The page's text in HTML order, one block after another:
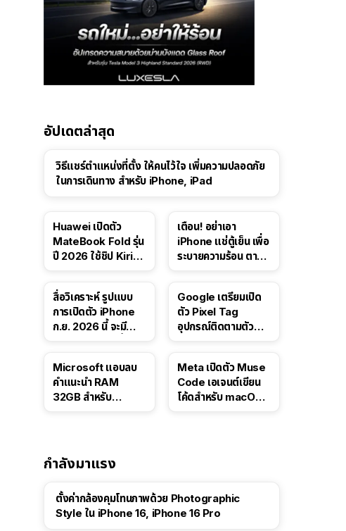
อัปเดตล่าสุด
วิธีแชร์ตำแหน่งที่ตั้ง ให้คนไว้ใจ เพิ่มความปลอดภัย
ในการเดินทาง สำหรับ iPhone, iPad
Huawei เปิดตัว
MateBook Fold รุ่น
ปี 2026 ใช้ชิป Kirin
เตือน! อย่าเอา
iPhone แช่ตู้เย็น เพื่อ
ระบายความร้อน ตาม
สื่อวิเคราะห์ รูปแบบ
การเปิดตัว iPhone
ก.ย. 2026 นี้ จะมี
Google เตรียมเปิด
ตัว Pixel Tag
อุปกรณ์ติดตามตัว
Microsoft แอบลบ
คำแนะนำ RAM
32GB สำหรับ
Meta เปิดตัว Muse
Code เอเจนต์เขียน
โค้ดสำหรับ macOS
กำลังมาแรง
ตั้งค่ากล้องคุมโทนภาพด้วย Photographic
Style ใน iPhone 16, iPhone 16 Pro